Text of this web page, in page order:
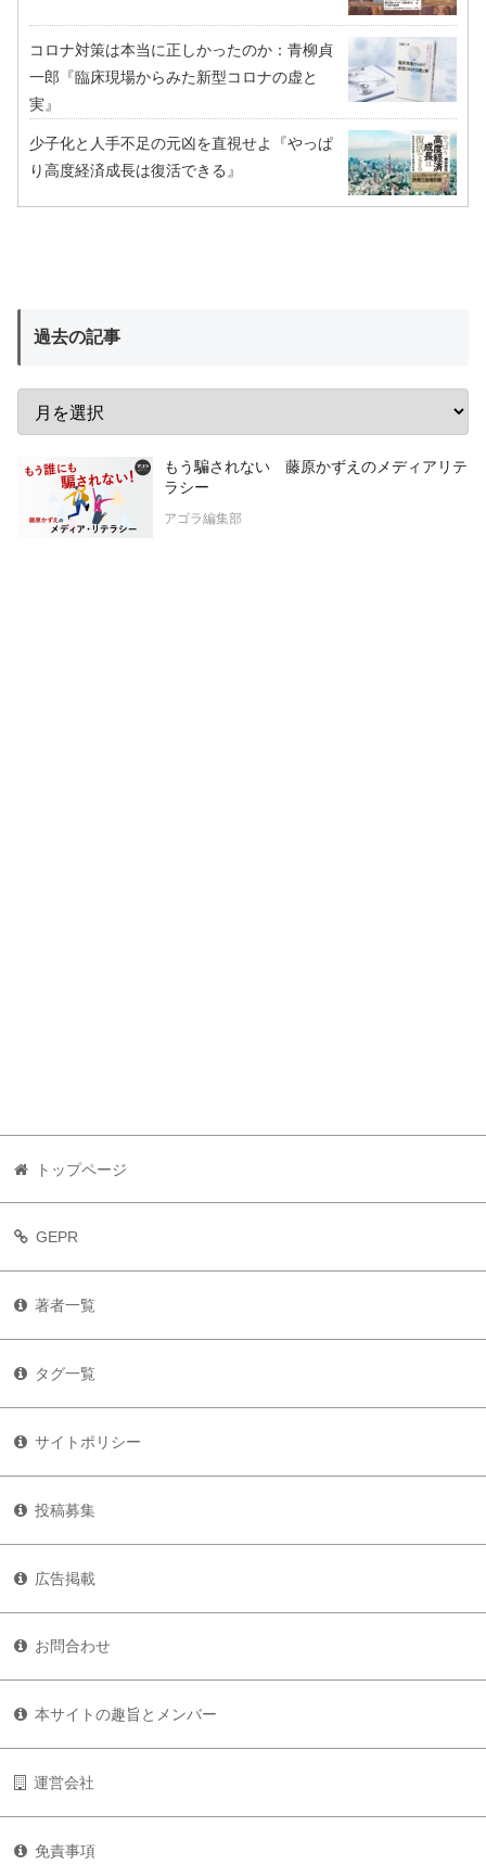
コロナ対策は本当に正しかったのか：青柳貞
一郎『臨床現場からみた新型コロナの虚と
実』
少子化と人手不足の元凶を直視せよ『やっぱ
り高度経済成長は復活できる』
過去の記事
もう騙されない 藤原かずえのメディアリテ
ラシー
アゴラ編集部
トップページ
GEPR
著者一覧
タグ一覧
サイトポリシー
投稿募集
広告掲載
お問合わせ
本サイトの趣旨とメンバー
運営会社
免責事項